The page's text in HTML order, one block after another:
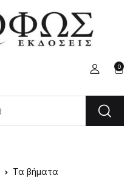
0
Τα βήματα